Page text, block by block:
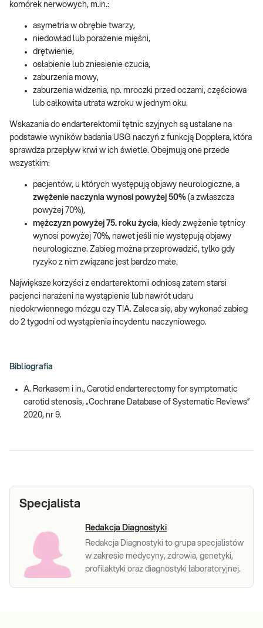
komórek nerwowych, m.in.:
asymetria w obrębie twarzy,
niedowład lub porażenie mięśni,
drętwienie,
osłabienie lub zniesienie czucia,
zaburzenia mowy,
zaburzenia widzenia, np. mroczki przed oczami, częściowa
lub całkowita utrata wzroku w jednym oku.
Wskazania do endarterektomii tętnic szyjnych są ustalane na
podstawie wyników badania USG naczyń z funkcją Dopplera, która
sprawdza przepływ krwi w ich świetle. Obejmują one przede
wszystkim:
pacjentów, u których występują objawy neurologiczne, a
zwężenie naczynia wynosi powyżej 50% (a zwłaszcza
powyżej 70%),
mężczyzn powyżej 75. roku życia, kiedy zwężenie tętnicy
wynosi powyżej 70%, nawet jeśli nie występują objawy
neurologiczne. Zabieg można przeprowadzić, tylko gdy
ryzyko z nim związane jest bardzo małe.
Największe korzyści z endarterektomii odniosą zatem starsi
pacjenci narażeni na wystąpienie lub nawrót udaru
niedokrwiennego mózgu czy TIA. Zaleca się, aby wykonać zabieg
do 2 tygodni od wystąpienia incydentu naczyniowego.
Bibliografia
A. Rerkasem i in., Carotid endarterectomy for symptomatic
carotid stenosis, „Cochrane Database of Systematic Reviews”
2020, nr 9.
Specjalista
Redakcja Diagnostyki
Redakcja Diagnostyki to grupa specjalistów
w zakresie medycyny, zdrowia, genetyki,
profilaktyki oraz diagnostyki laboratoryjnej.